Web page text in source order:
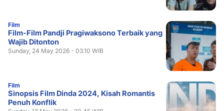
Film
Film-Film Pandji Pragiwaksono Terbaik yang
Wajib Ditonton
Sunday, 24 May 2026 - 03.10 WIB
Film
Sinopsis Film Dinda 2024, Kisah Romantis
Penuh Konflik